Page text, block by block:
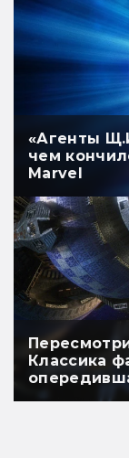
«Агенты
чем
Marvel
Классика